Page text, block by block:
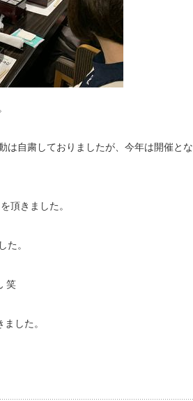
は自粛しておりましたが、今年は開催とな
頂きました。
た。
笑
した。